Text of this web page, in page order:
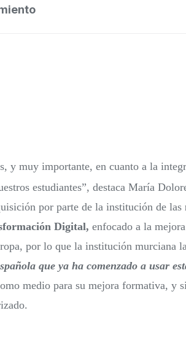
y muy importante, en cuanto a la
estudiantes”, destaca María
por parte de la institución de las
Digital, enfocado a la
por lo que la institución murciana
que ya ha comenzado a usar
medio para su mejora formativa, y